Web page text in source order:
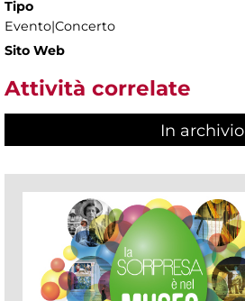
Tipo
Evento|Concerto
Sito Web
Attività correlate
In archivio